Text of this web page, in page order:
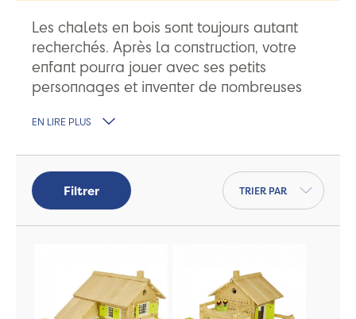
Les chalets en bois sont toujours autant
recherchés. Après la construction, votre
enfant pourra jouer avec ses petits
personnages et inventer de nombreuses
fabriqués en France dans le Jura par la
EN LIRE PLUS
Filtrer
Trier par